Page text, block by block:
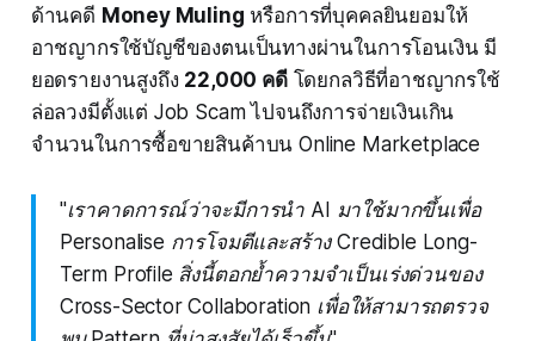
ด้านคดี Money Muling หรือการที่บุคคลยินยอมให้
อาชญากรใช้บัญชีของตนเป็นทางผ่านในการโอนเงิน มี
ยอดรายงานสูงถึง 22,000 คดีโดยกลวิธีที่อาชญากรใช้
ล่อลวงมีตั้งแต่ Job Scam ไปจนถึงการจ่ายเงินเกิน
จำนวนในการซื้อขายสินค้าบน Online Marketplace
"เราคาดการณ์ว่าจะมีการนำ AI มาใช้มากขึ้นเพื่อ
Personalise การโจมตีและสร้าง Credible Long-
Term Profile สิ่งนี้ตอกย้ำความจำเป็นเร่งด่วนของ
Cross-Sector Collaboration เพื่อให้สามารถตรวจ